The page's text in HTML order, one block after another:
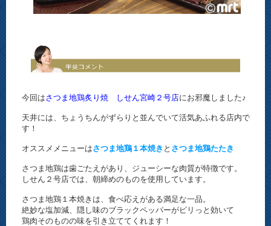
今回はさつま地鶏炙り焼 しせん宮崎２号店にお邪魔しました♪
天井には、ちょうちんがずらりと並んでいて活気あふれる店内で
す！
オススメメニューはさつま地鶏１本焼き と さつま地鶏たたき
さつま地鶏は歯ごたえがあり、ジューシーな肉質が特徴です。
しせん２号店では、朝締めのものを使用しています。
さつま地鶏１本焼きは、食べ応えがある満足な一品。
絶妙な塩加減、隠し味のブラックペッパーがピリっと効いて
鶏肉そのものの味を引き立ててくれます！